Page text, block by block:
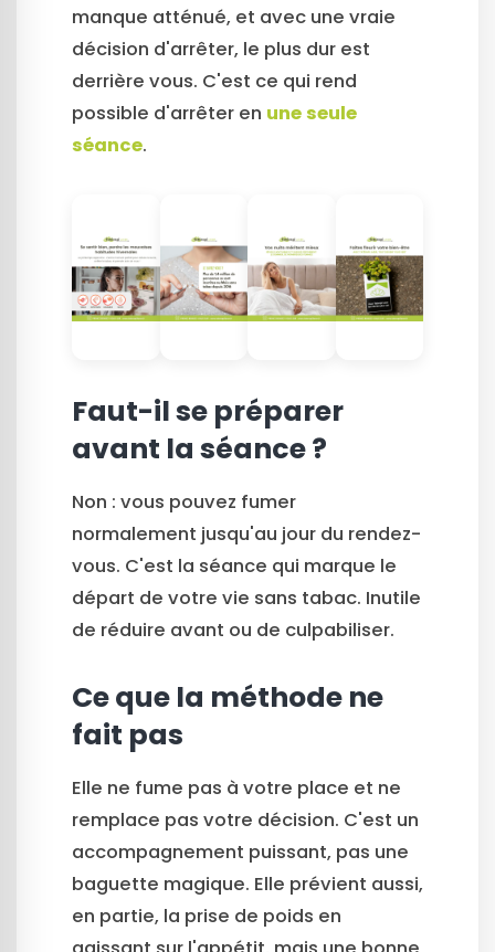
manque atténué, et avec une vraie
décision d'arrêter, le plus dur est
derrière vous. C'est ce qui rend
possible d'arrêter en une seule
séance.
Faut-il se préparer
avant la séance ?
Non : vous pouvez fumer
normalement jusqu'au jour du rendez-
vous. C'est la séance qui marque le
départ de votre vie sans tabac. Inutile
de réduire avant ou de culpabiliser.
Ce que la méthode ne
fait pas
Elle ne fume pas à votre place et ne
remplace pas votre décision. C'est un
accompagnement puissant, pas une
baguette magique. Elle prévient aussi,
en partie, la prise de poids en